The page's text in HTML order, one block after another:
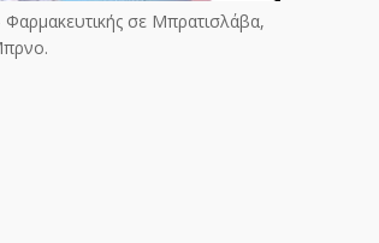
Φαρμακευτικής σε Μπρατισλάβα,